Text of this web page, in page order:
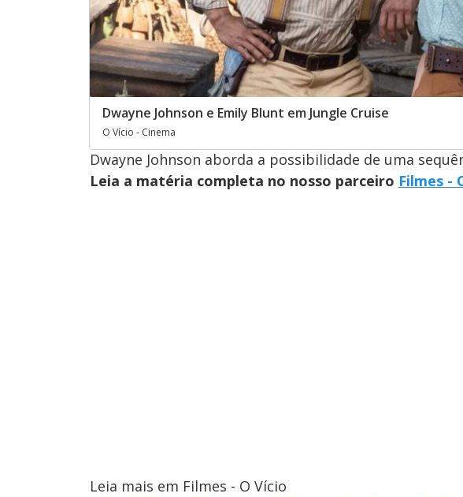
Dwayne Johnson e Emily Blunt em Jungle Cruise
O Vício - Cinema
Dwayne Johnson aborda a possibilidade de uma
Leia a matéria completa no nosso parceiro Filmes -
Leia mais em Filmes - O Vício